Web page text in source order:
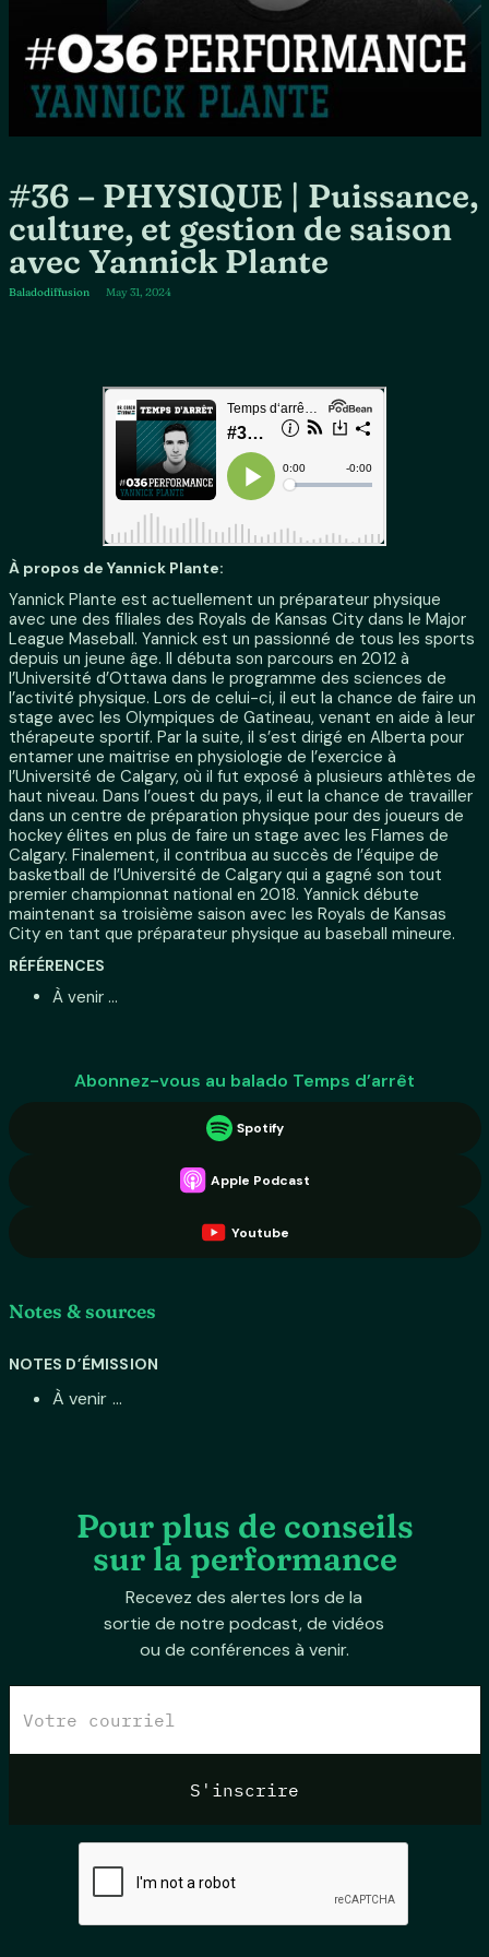
#36 – PHYSIQUE | Puissance,
culture, et gestion de saison
avec Yannick Plante
Baladodiffusion May 31, 2024
À propos de Yannick Plante:
Yannick Plante est actuellement un préparateur physique
avec une des filiales des Royals de Kansas City dans le Major
League Maseball. Yannick est un passionné de tous les sports
depuis un jeune âge. Il débuta son parcours en 2012 à
l’Université d’Ottawa dans le programme des sciences de
l’activité physique. Lors de celui-ci, il eut la chance de faire un
stage avec les Olympiques de Gatineau, venant en aide à leur
thérapeute sportif. Par la suite, il s’est dirigé en Alberta pour
entamer une maitrise en physiologie de l’exercice à
l’Université de Calgary, où il fut exposé à plusieurs athlètes de
haut niveau. Dans l’ouest du pays, il eut la chance de travailler
dans un centre de préparation physique pour des joueurs de
hockey élites en plus de faire un stage avec les Flames de
Calgary. Finalement, il contribua au succès de l’équipe de
basketball de l’Université de Calgary qui a gagné son tout
premier championnat national en 2018. Yannick débute
maintenant sa troisième saison avec les Royals de Kansas
City en tant que préparateur physique au baseball mineure.
RÉFÉRENCES
À venir ...
Abonnez-vous au balado Temps d’arrêt
Spotify
Apple Podcast
Youtube
Notes & sources
NOTES D’ÉMISSION
À venir ...
Pour plus de conseils
sur la performance
Recevez des alertes lors de la
sortie de notre podcast, de vidéos
ou de conférences à venir.